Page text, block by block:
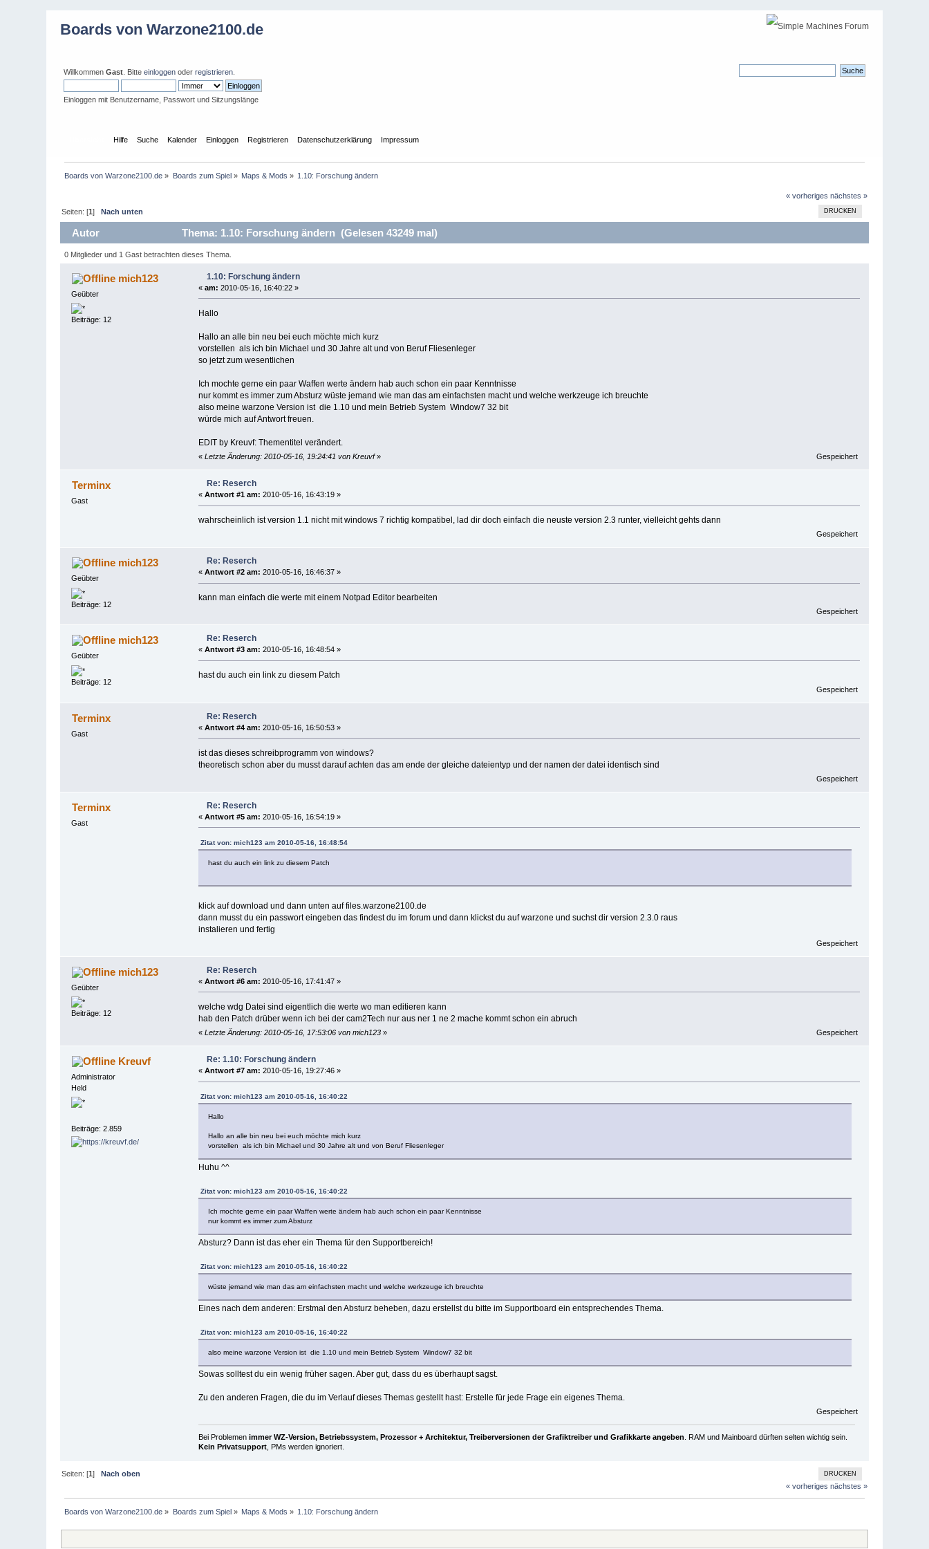
Boards von Warzone2100.de
WillkommenGast . Bitteeinloggen oderregistrieren
Einloggen mit Benutzername, Passwort und Sitzungslänge
Hilfe Suche Kalender Einloggen Registrieren Datenschutzerklärung Impressum
Boards von Warzone2100.de » Boards zum Spiel» Maps & Mods » 1.10: Forschung ändern
« vorheriges nächstes »
DRUCKEN
Seiten: [1]Nach unten
Autor Thema: 1.10: Forschung ändern (Gelesen 43249 mal)
0 Mitglieder und 1 Gast betrachten dieses Thema.
mich123
Geübter
Beiträge: 12
1.10: Forschung ändern
« am: 2010-05-16, 16:40:22 »
Hallo
Hallo an alle bin neu bei euch möchte mich kurz
vorstellen als ich bin Michael und 30 Jahre alt und von Beruf Fliesenleger
so jetzt zum wesentlichen
Ich mochte gerne ein paar Waffen werte ändern hab auch schon ein paar Kenntnisse
nur kommt es immer zum Absturz wüste jemand wie man das am einfachsten macht und welche werkzeuge ich breuchte
also meine warzone Version ist die 1.10 und mein Betrieb System Window7 32 bit
würde mich auf Antwort freuen.
EDIT by Kreuvf: Thementitel verändert.
« Letzte Änderung: 2010-05-16, 19:24:41 von Kreuvf» Gespeichert
Terminx
Gast
Re: Reserch
« Antwort #1 am: 2010-05-16, 16:43:19 »
wahrscheinlich ist version 1.1 nicht mit windows 7 richtig kompatibel, lad dir doch einfach die neuste version 2.3 runter, vielleicht gehts dann
Gespeichert
mich123
Geübter
Beiträge: 12
Re: Reserch
« Antwort #2 am: 2010-05-16, 16:46:37 »
kann man einfach die werte mit einem Notpad Editor bearbeiten
Gespeichert
mich123
Geübter
Beiträge: 12
Re: Reserch
« Antwort #3 am: 2010-05-16, 16:48:54 »
hast du auch ein link zu diesem Patch
Gespeichert
Terminx
Gast
Re: Reserch
« Antwort #4 am: 2010-05-16, 16:50:53 »
ist das dieses schreibprogramm von windows?
theoretisch schon aber du musst darauf achten das am ende der gleiche dateientyp und der namen der datei identisch sind
Gespeichert
Terminx
Gast
Re: Reserch
« Antwort #5 am: 2010-05-16, 16:54:19 »
Zitat von: mich123 am 2010-05-16, 16:48:54
hast du auch ein link zu diesem Patch
klick auf download und dann unten auf files.warzone2100.de
dann musst du ein passwort eingeben das findest du im forum und dann klickst du auf warzone und suchst dir version 2.3.0 raus
instalieren und fertig
Gespeichert
mich123
Geübter
Beiträge: 12
Re: Reserch
« Antwort #6 am: 2010-05-16, 17:41:47 »
welche wdg Datei sind eigentlich die werte wo man editieren kann
hab den Patch drüber wenn ich bei der cam2Tech nur aus ner 1 ne 2 mache kommt schon ein abruch
« Letzte Änderung: 2010-05-16, 17:53:06 von mich123» Gespeichert
Kreuvf
Administrator
Held
Beiträge: 2.859
Re: 1.10: Forschung ändern
« Antwort #7 am: 2010-05-16, 19:27:46 »
Zitat von: mich123 am 2010-05-16, 16:40:22
Hallo
Hallo an alle bin neu bei euch möchte mich kurz
vorstellen als ich bin Michael und 30 Jahre alt und von Beruf Fliesenleger
Huhu ^^
Zitat von: mich123 am 2010-05-16, 16:40:22
Ich mochte gerne ein paar Waffen werte ändern hab auch schon ein paar Kenntnisse
nur kommt es immer zum Absturz
Absturz? Dann ist das eher ein Thema für den Supportbereich!
Zitat von: mich123 am 2010-05-16, 16:40:22
wüste jemand wie man das am einfachsten macht und welche werkzeuge ich breuchte
Eines nach dem anderen: Erstmal den Absturz beheben, dazu erstellst du bitte im Supportboard ein entsprechendes Thema.
Zitat von: mich123 am 2010-05-16, 16:40:22
also meine warzone Version ist die 1.10 und mein Betrieb System Window7 32 bit
Sowas solltest du ein wenig früher sagen. Aber gut, dass du es überhaupt sagst.
Zu den anderen Fragen, die du im Verlauf dieses Themas gestellt hast: Erstelle für jede Frage ein eigenes Thema.
Gespeichert
Bei Problemen immer WZ-Version, Betriebssystem, Prozessor + Architektur, Treiberversionen der Grafiktreiber und Grafikkarte angeben. RAM und Mainboard dürften selten wichtig sein.
Kein Privatsupport, PMs werden ignoriert.
DRUCKEN
Seiten: [1]
Nach oben
« vorheriges nächstes »
Boards von Warzone2100.de » Boards zum Spiel » Maps & Mods » 1.10: Forschung ändern